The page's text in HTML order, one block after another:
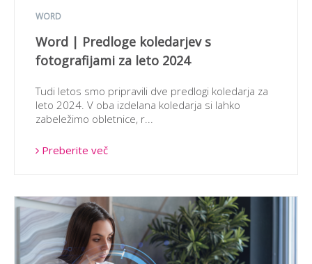
WORD
Word | Predloge koledarjev s
fotografijami za leto 2024
Tudi letos smo pripravili dve predlogi koledarja za
leto 2024. V oba izdelana koledarja si lahko
zabeležimo obletnice, r...
Preberite več